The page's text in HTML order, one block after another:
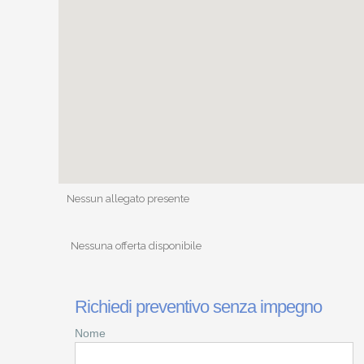
Nessun allegato presente
Nessuna offerta disponibile
Richiedi preventivo senza impegno
Nome